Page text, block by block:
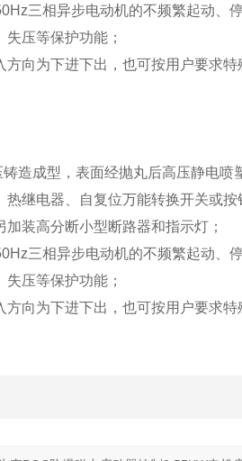
三相异步电动机的不频繁起动、停
压等保护功能；
向为下进下出，也可按用户要求特
造成型，表面经抛丸后高压静电喷
继电器、自复位万能转换开关或按
装高分断小型断路器和指示灯；
三相异步电动机的不频繁起动、停
压等保护功能；
向为下进下出，也可按用户要求特